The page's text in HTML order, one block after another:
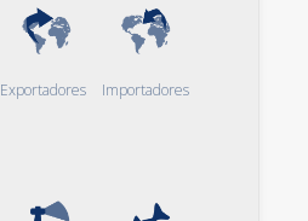
Exportadores Importadores